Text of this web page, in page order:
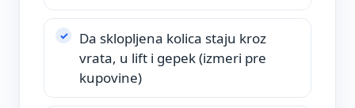
Da sklopljena kolica staju kroz
vrata, u lift i gepek (izmeri pre
kupovine)